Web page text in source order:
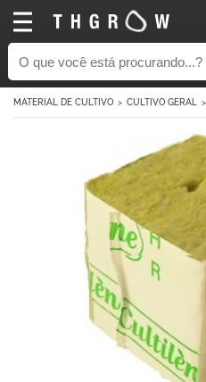
MATERIAL DE CULTIVO CULTIVO GERAL